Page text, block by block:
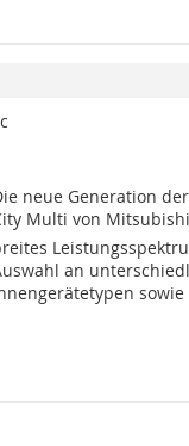
neue Generation
Multi von
an